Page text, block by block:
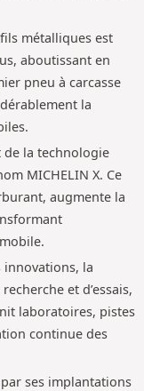
métalliques est
aboutissant en
pneu à carcasse
la
de la technologie
MICHELIN X. Ce
augmente la
innovations, la
et d’essais,
laboratoires, pistes
continue des
ses implantations